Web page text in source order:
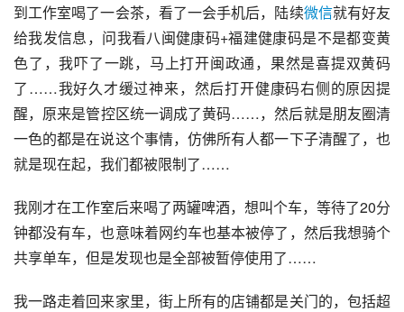
到工作室喝了一会茶，看了一会手机后，陆续微信就有好友
给我发信息，问我看八闽健康码+福建健康码是不是都变黄
色了，我吓了一跳，马上打开闽政通，果然是喜提双黄码
了……我好久才缓过神来，然后打开健康码右侧的原因提
醒，原来是管控区统一调成了黄码……，然后就是朋友圈清
一色的都是在说这个事情，仿佛所有人都一下子清醒了，也
就是现在起，我们都被限制了……
我刚才在工作室后来喝了两罐啤酒，想叫个车，等待了20分
钟都没有车，也意味着网约车也基本被停了，然后我想骑个
共享单车，但是发现也是全部被暂停使用了……
我一路走着回来家里，街上所有的店铺都是关门的，包括超